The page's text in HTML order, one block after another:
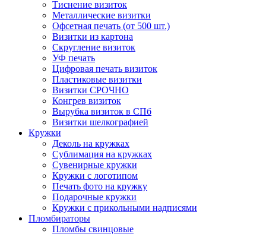
Тиснение визиток
Металлические визитки
Офсетная печать (от 500 шт.)
Визитки из картона
Скругление визиток
УФ печать
Цифровая печать визиток
Пластиковые визитки
Визитки СРОЧНО
Конгрев визиток
Вырубка визиток в СПб
Визитки шелкографией
Кружки
Деколь на кружках
Сублимация на кружках
Сувенирные кружки
Кружки с логотипом
Печать фото на кружку
Подарочные кружки
Кружки с прикольными надписями
Пломбираторы
Пломбы свинцовые